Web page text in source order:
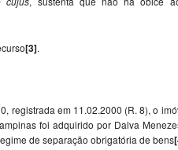
[3].
registrada em 11.02.2000 (R. 8), o
foi adquirido por Dalva
de separação obrigatória de bens